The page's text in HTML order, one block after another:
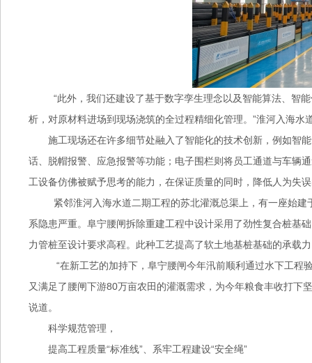
“此外，我们还建设了基于数字孪生理念以及智能算法、智
析，对原材料进场到现场浇筑的全过程精细化管理。”淮河入海
施工现场还在许多细节处融入了智能化的技术创新，例如智
话、脱帽报警、应急报警等功能；电子围栏则将员工通道与车
工设备仿佛被赋予思考的能力，在保证质量的同时，降低人为失
紧邻淮河入海水道二期工程的苏北灌溉总渠上，有一座始
系隐患严重。阜宁腰闸拆除重建工程中设计采用了劲性复合桩
力管桩至设计要求高程。此种工艺提高了软土地基桩基础的承载
“在新工艺的加持下，阜宁腰闸今年汛前顺利通过水下工程
又满足了腰闸下游80万亩农田的灌溉需求，为今年粮食丰收打下
说道。
科学规范管理，
提高工程质量“标准线”、系牢工程建设“安全绳”